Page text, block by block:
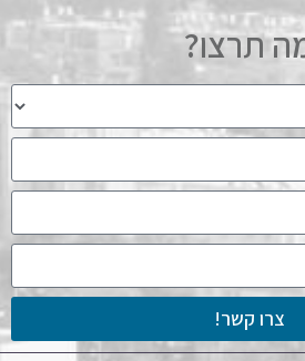
תרצו?
צרו קשר!